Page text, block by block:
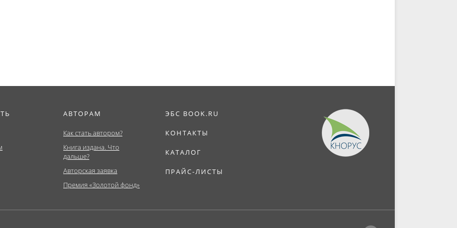
АВТОРАМ
Как стать автором?
Книга издана. Что
дальше?
Авторская заявка
Премия «Золотой фонд»
ЭБС BOOK.RU
КОНТАКТЫ
КАТАЛОГ
ПРАЙС-ЛИСТЫ